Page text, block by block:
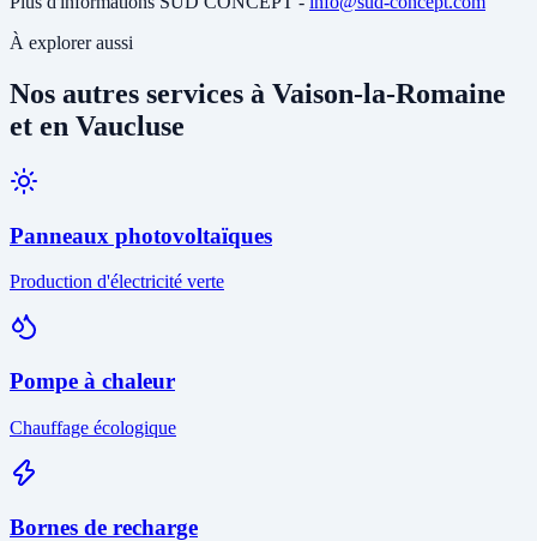
À explorer aussi
Nos autres services à Vaison-la-Romaine
et en Vaucluse
Panneaux photovoltaïques
Production d'électricité verte
Pompe à chaleur
Chauffage écologique
Bornes de recharge